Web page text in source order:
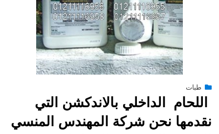
engmansyPosted
on
يناير 27, 2015
طبات
اللحام الداخلي بالاندكشن التي
نقدمها نحن شركة المهندس المنسي